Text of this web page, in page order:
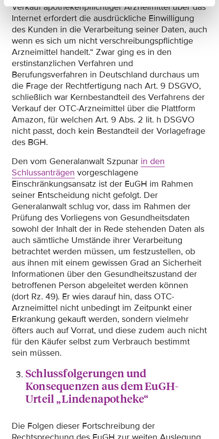
Verkauf apothekenpflichtiger Arzneimittel über das
Internet erfordert die ausdrückliche Einwilligung
des Kunden in die Verarbeitung seiner Daten, auch
wenn es sich um nicht verschreibungspflichtige
Arzneimittel handelt.“ Zwar ging es in den
erstinstanzlichen Verfahren und
Berufungsverfahren in Deutschland durchaus um
die Frage der Rechtfertigung nach Art. 9 DSGVO,
schließlich war Kernbestandteil des Verfahrens der
Verkauf der OTC-Arzneimittel über die Plattform
Amazon, für welchen Art. 9 Abs. 2 lit. h DSGVO
nicht passt, doch kein Bestandteil der Vorlagefrage
des BGH.
Den vom Generalanwalt Szpunar in den
Schlussanträgen vorgeschlagene
Einschränkungsansatz ist der EuGH im Rahmen
seiner Entscheidung nicht gefolgt. Der
Generalanwalt schlug vor, dass im Rahmen der
Prüfung des Vorliegens von Gesundheitsdaten
sowohl der Inhalt der in Rede stehenden Daten als
auch sämtliche Umstände ihrer Verarbeitung
betrachtet werden müssen, um festzustellen, ob
aus ihnen mit einem gewissen Grad an Sicherheit
Informationen über den Gesundheitszustand der
betroffenen Person abgeleitet werden können
(dort Rz. 49). Er wies darauf hin, dass OTC-
Arzneimittel nicht unbedingt im Zeitpunkt einer
Erkrankung gekauft werden, sondern vielmehr
öfters auch auf Vorrat, und diese zudem auch nicht
für den Käufer selbst zum Verbrauch bestimmt
sein müssen.
Schlussfolgerungen und
Konsequenzen aus dem EuGH-
Urteil „Lindenapotheke“
Die Folgen dieser Fortschreibung der